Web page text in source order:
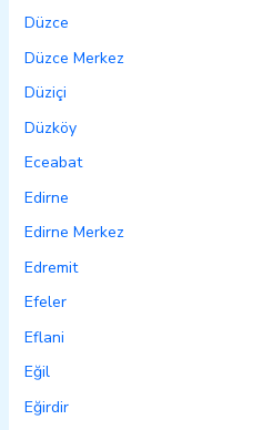
Düzce
Düzce Merkez
Düziçi
Düzköy
Eceabat
Edirne
Edirne Merkez
Edremit
Efeler
Eflani
Eğil
Eğirdir